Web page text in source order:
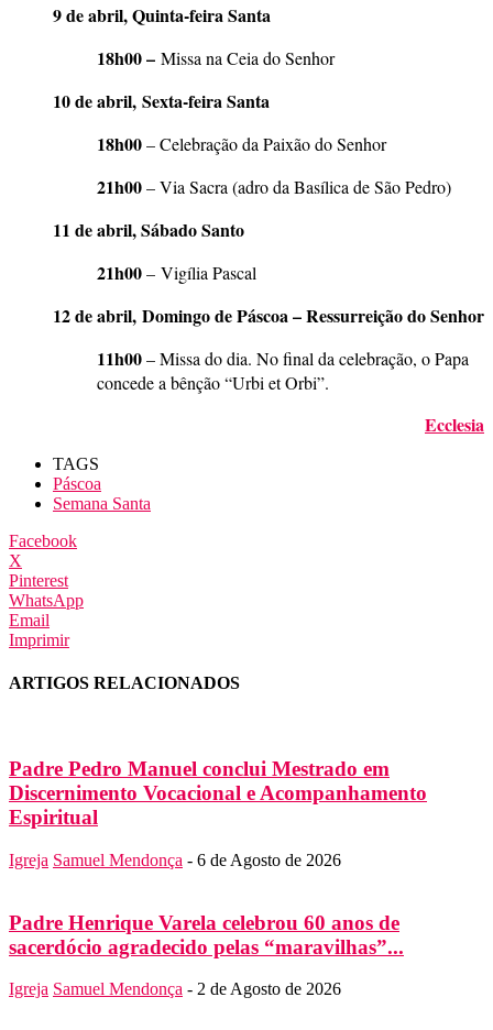
9 de abril, Quinta-feira Santa
18h00 – Missa na Ceia do Senhor
10 de abril, Sexta-feira Santa
18h00– Celebração da Paixão do Senhor
21h00– Via Sacra (adro da Basílica de São Pedro)
11 de abril,Sábado Santo
21h00– Vigília Pascal
12 de abril, Domingo de Páscoa – Ressurreição do Senhor
11h00– Missa do dia. No final da celebração, o Papa
concede a bênção “Urbi et Orbi”.
Ecclesia
TAGS
Páscoa
Semana Santa
Facebook
X
Pinterest
WhatsApp
Email
Imprimir
ARTIGOS RELACIONADOS
Padre Pedro Manuel conclui Mestrado em
Discernimento Vocacional e Acompanhamento
Espiritual
Igreja Samuel Mendonça - 6 de Agosto de 2026
Padre Henrique Varela celebrou 60 anos de
sacerdócio agradecido pelas “maravilhas”...
Igreja Samuel Mendonça - 2 de Agosto de 2026